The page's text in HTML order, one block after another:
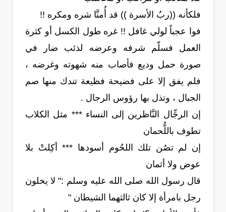
فلكأنه ((ربُ الأسرة )) قد أُمنَّا شره ومكره !!
فوا عجباً لولي غافل !! غره طول الكسل أو كثرة
العمل فسلّم شرفه وعرضه لذئب ضار في
صورة حمل وديع فأصاب منه شهوته وغرضه ،
فلم يفق إلا على فضيحة فظيعة تندك منها صم
الجبال ، وتذل بها رؤوس الرجال .
إن الرجِّال النَّاظرين إلى النساء *** مثل الكلاب
تطوف باللُّحمان
إن لم تصُن تلك اللحُوم أسودها *** أكِلتْ بلا
عوض ولا أثمان
قال رسول الله صلى الله عليه وسلم :" لا يخلون
رجل بامرأة إلا كان ثالثهما الشيطان "